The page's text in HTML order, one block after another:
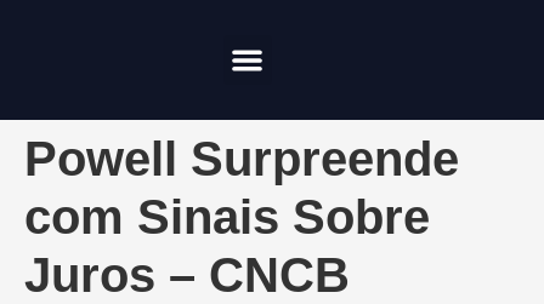
Powell Surpreende
com Sinais Sobre
Juros – CNCB